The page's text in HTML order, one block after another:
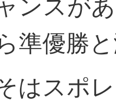
ンスが
準優勝
はスポ